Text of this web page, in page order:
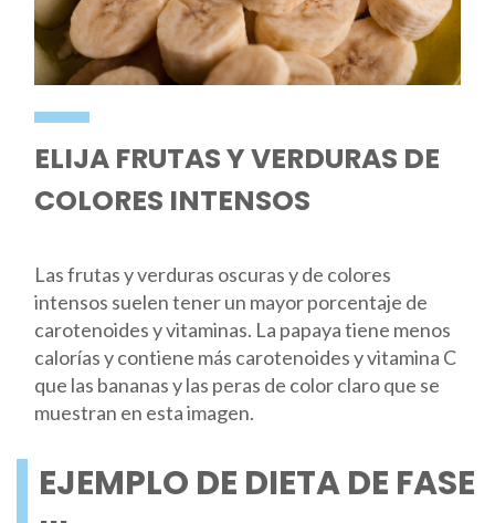
ELIJA FRUTAS Y VERDURAS DE
COLORES INTENSOS
Las frutas y verduras oscuras y de colores
intensos suelen tener un mayor porcentaje de
carotenoides y vitaminas. La papaya tiene menos
calorías y contiene más carotenoides y vitamina C
que las bananas y las peras de color claro que se
muestran en esta imagen.
EJEMPLO DE DIETA DE FASE